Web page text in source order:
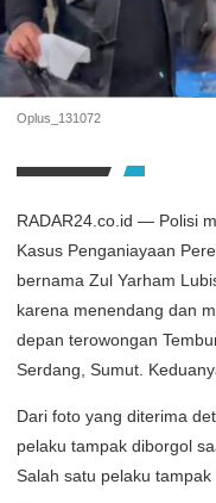
Oplus_131072
RADAR24.co.id — Polisi
Kasus Penganiayaan
bernama Zul Yarham
karena menendang dan
depan terowongan
Serdang, Sumut.
Dari foto yang diterima
pelaku tampak diborgol
Salah satu pelaku tampak